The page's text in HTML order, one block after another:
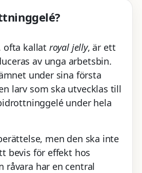
ofta kallat royal jelly, är ett
av unga arbetsbin.
under sina första
larv som ska utvecklas till
under hela
men den ska inte
bevis för effekt hos
råvara har en central